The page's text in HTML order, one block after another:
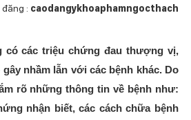
: caodangykhoaphamngocthach
có các triệu chứng đau thượng vị,
nhầm lẫn với các bệnh khác. Do
rõ những thông tin về bệnh như:
nhận biết, các cách chữa bệnh